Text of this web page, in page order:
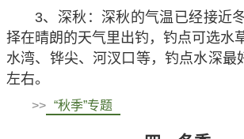
3、深秋：深秋的气温已经接近
择在晴朗的天气里出钓，钓点可选水
水湾、铧尖、河汊口等，钓点水深最
左右。
>> “秋季”专题